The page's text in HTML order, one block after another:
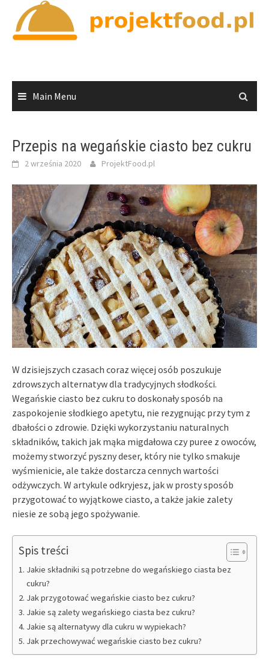
content
Main Menu
Przepis na wegańskie ciasto bez cukru
2 września 2020 ProjektFood.pl
W dzisiejszych czasach coraz więcej osób poszukuje
zdrowszych alternatyw dla tradycyjnych słodkości.
Wegańskie ciasto bez cukru to doskonały sposób na
zaspokojenie słodkiego apetytu, nie rezygnując przy tym z
dbałości o zdrowie. Dzięki wykorzystaniu naturalnych
składników, takich jak mąka migdałowa czy puree z owoców,
możemy stworzyć pyszny deser, który nie tylko smakuje
wyśmienicie, ale także dostarcza cennych wartości
odżywczych. W artykule odkryjesz, jak w prosty sposób
przygotować to wyjątkowe ciasto, a także jakie zalety
niesie ze sobą jego spożywanie.
Spis treści
Jakie składniki są potrzebne do wegańskiego ciasta bez
cukru?
Jak przygotować wegańskie ciasto bez cukru?
Jakie są zalety wegańskiego ciasta bez cukru?
Jakie są alternatywy dla cukru w wypiekach?
Jak przechowywać wegańskie ciasto bez cukru?